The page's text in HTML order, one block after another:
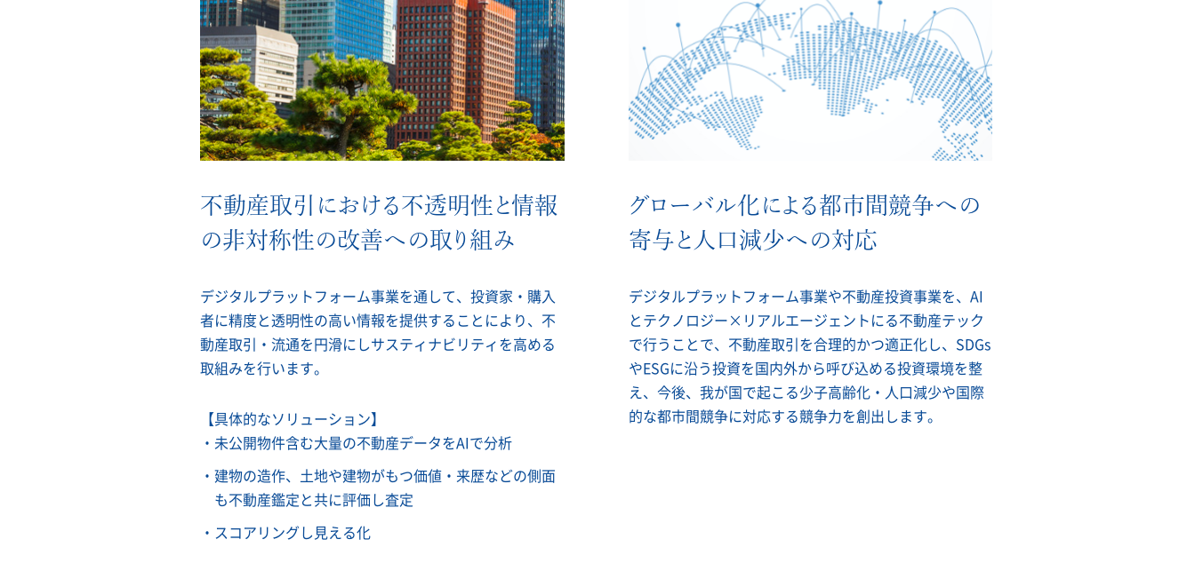
不動産取引における不透明性と情報
の非対称性の改善への取り組み
デジタルプラットフォーム事業を通して、投資家・購入
者に精度と透明性の高い情報を提供することにより、不
動産取引・流通を円滑にしサスティナビリティを高める
取組みを行います。
【具体的なソリューション】
未公開物件含む大量の不動産データをAIで分析
建物の造作、土地や建物がもつ価値・来歴などの側面
も不動産鑑定と共に評価し査定
スコアリングし見える化
グローバル化による都市間競争への
寄与と人口減少への対応
デジタルプラットフォーム事業や不動産投資事業を、AI
とテクノロジー×リアルエージェントにる不動産テック
で行うことで、不動産取引を合理的かつ適正化し、SDGs
やESGに沿う投資を国内外から呼び込める投資環境を整
え、今後、我が国で起こる少子高齢化・人口減少や国際
的な都市間競争に対応する競争力を創出します。